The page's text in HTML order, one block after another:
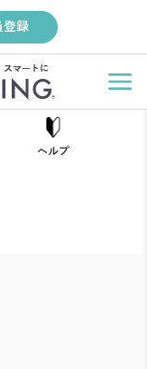
登録
スマートに
ヘルプ